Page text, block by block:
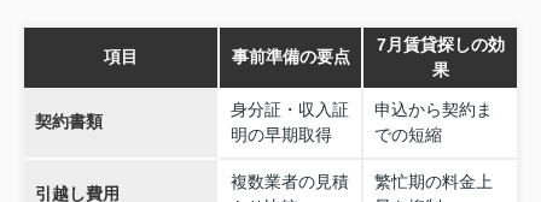
項目 事前準備の要点
7月賃貸探しの効
果
契約書類
身分証・収入証
明の早期取得
申込から契約ま
での短縮
引越し費用
複数業者の見積
繁忙期の料金上